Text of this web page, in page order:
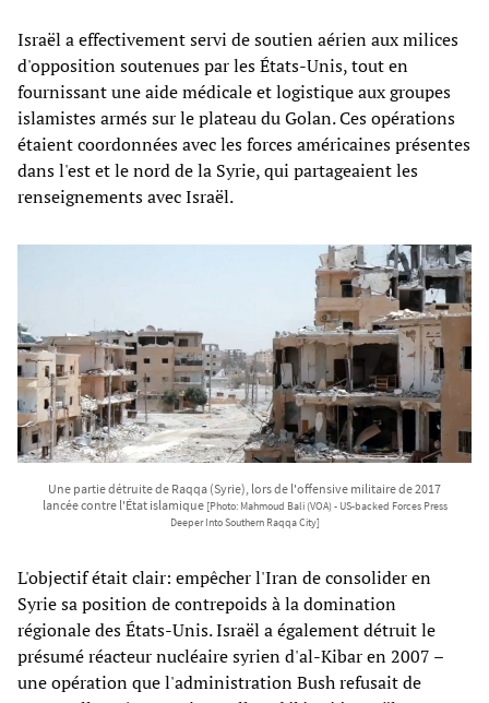
Israël a effectivement servi de soutien aérien aux milices
d'opposition soutenues par les États-Unis, tout en
fournissant une aide médicale et logistique aux groupes
islamistes armés sur le plateau du Golan. Ces opérations
étaient coordonnées avec les forces américaines présentes
dans l'est et le nord de la Syrie, qui partageaient les
renseignements avec Israël.
Une partie détruite de Raqqa (Syrie), lors de l'offensive militaire de 2017
lancée contre l'État islamique [Photo: Mahmoud Bali (VOA) - US-backed Forces Press
Deeper Into Southern Raqqa City]
L'objectif était clair: empêcher l'Iran de consolider en
Syrie sa position de contrepoids à la domination
régionale des États-Unis. Israël a également détruit le
présumé réacteur nucléaire syrien d'al-Kibar en 2007 –
une opération que l'administration Bush refusait de